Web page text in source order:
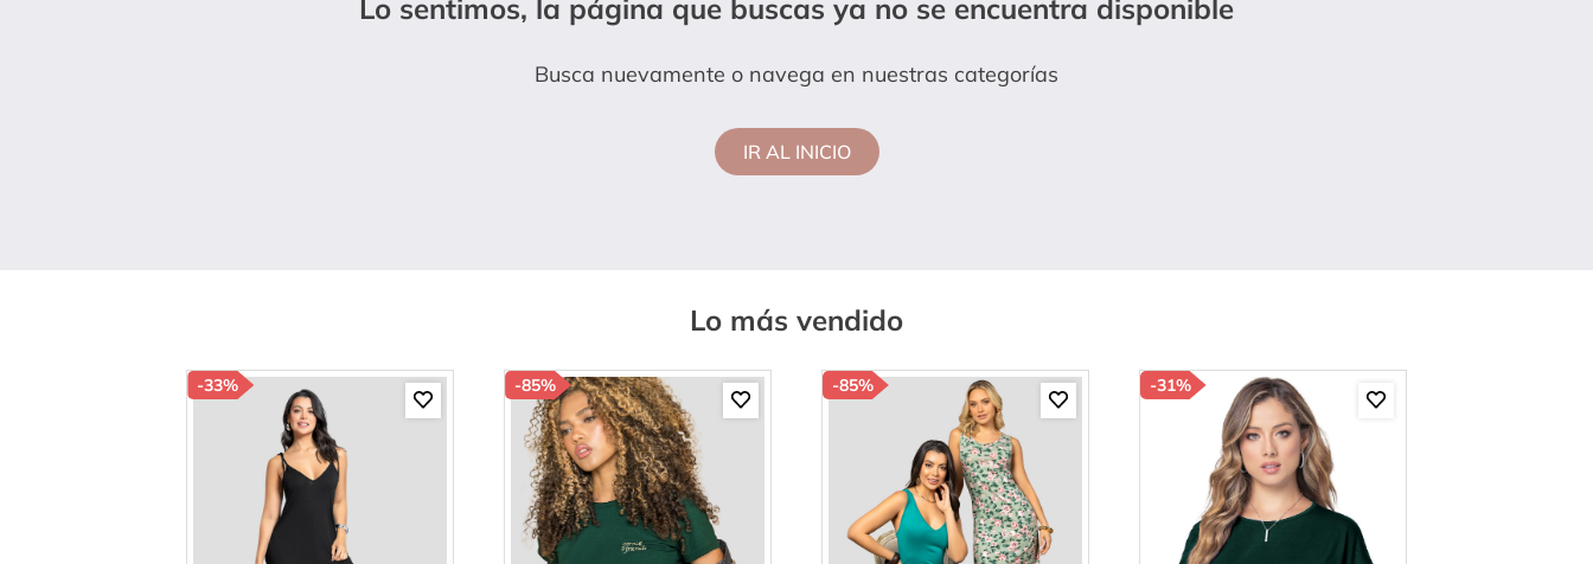
Lo sentimos, la página que buscas ya no se encuentra disponible
Busca nuevamente o navega en nuestras categorías
IR AL INICIO
Lo más vendido
-33% -85% -85% -31%
10. short